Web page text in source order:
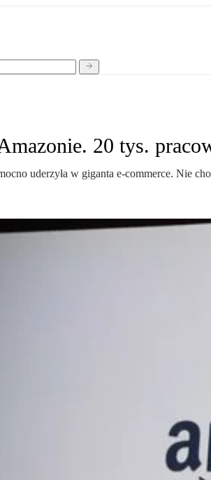
20 tys.
uderzyła w giganta e-commerce. Nie